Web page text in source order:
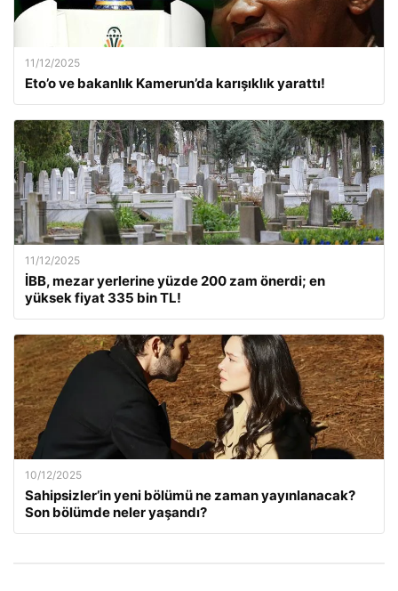
11/12/2025
Eto’o ve bakanlık Kamerun’da karışıklık yarattı!
11/12/2025
İBB, mezar yerlerine yüzde 200 zam önerdi; en
yüksek fiyat 335 bin TL!
10/12/2025
Sahipsizler’in yeni bölümü ne zaman yayınlanacak?
Son bölümde neler yaşandı?